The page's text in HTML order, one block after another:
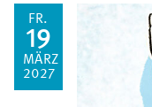
FR.
19
MÄRZ
2027